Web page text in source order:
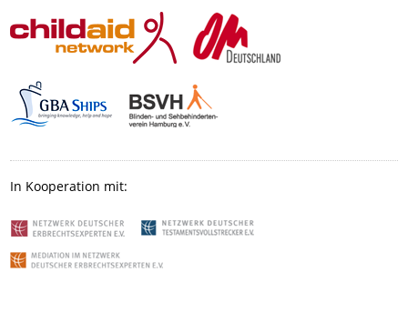
In Kooperation mit: